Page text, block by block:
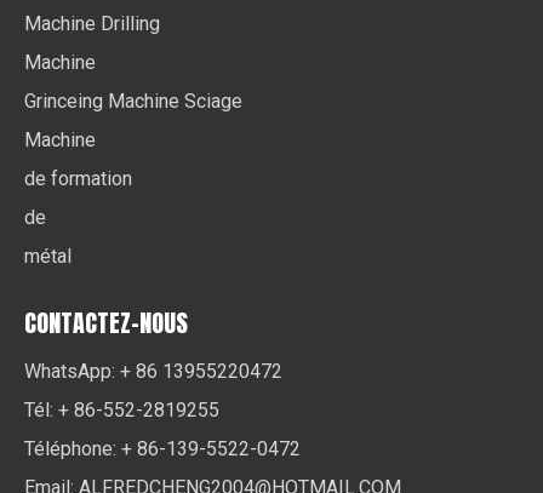
Machine Drilling
Machine
Grinceing Machine Sciage
Machine
de formation
de
métal
CONTACTEZ-NOUS
WhatsApp: + 86 13955220472
Tél: + 86-552-2819255
Téléphone: + 86-139-5522-0472
Email: ALFREDCHENG2004@HOTMAIL.COM